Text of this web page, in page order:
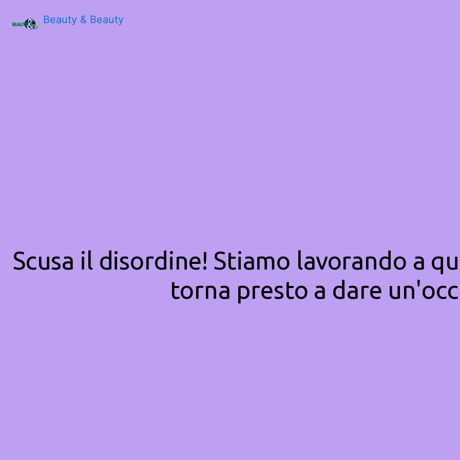
Beauty & Beauty
Scusa il disordine! Stiamo lavorando a
torna presto a dare